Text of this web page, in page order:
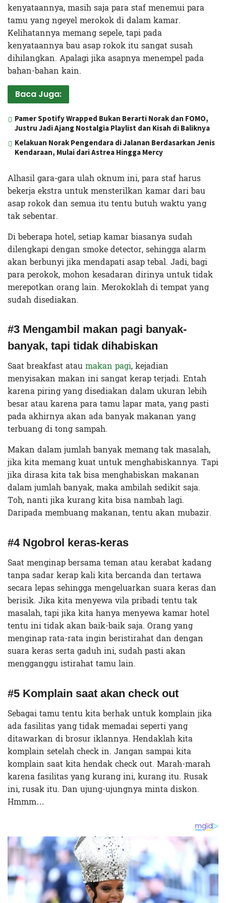
kenyataannya, masih saja para staf menemui para
tamu yang ngeyel merokok di dalam kamar.
Kelihatannya memang sepele, tapi pada
kenyataannya bau asap rokok itu sangat susah
dihilangkan. Apalagi jika asapnya menempel pada
bahan-bahan kain.
Baca Juga:
Pamer Spotify Wrapped Bukan Berarti Norak dan FOMO,
Justru Jadi Ajang Nostalgia Playlist dan Kisah di Baliknya
Kelakuan Norak Pengendara di Jalanan Berdasarkan Jenis
Kendaraan, Mulai dari Astrea Hingga Mercy
Alhasil gara-gara ulah oknum ini, para staf harus
bekerja ekstra untuk mensterilkan kamar dari bau
asap rokok dan semua itu tentu butuh waktu yang
tak sebentar.
Di beberapa hotel, setiap kamar biasanya sudah
dilengkapi dengan smoke detector, sehingga alarm
akan berbunyi jika mendapati asap tebal. Jadi, bagi
para perokok, mohon kesadaran dirinya untuk tidak
merepotkan orang lain. Merokoklah di tempat yang
sudah disediakan.
#3 Mengambil makan pagi banyak-
banyak, tapi tidak dihabiskan
Saat breakfast ataumakan pagi, kejadian
menyisakan makan ini sangat kerap terjadi. Entah
karena piring yang disediakan dalam ukuran lebih
besar atau karena para tamu lapar mata, yang pasti
pada akhirnya akan ada banyak makanan yang
terbuang di tong sampah.
Makan dalam jumlah banyak memang tak masalah,
jika kita memang kuat untuk menghabiskannya. Tapi
jika dirasa kita tak bisa menghabiskan makanan
dalam jumlah banyak, maka ambilah sedikit saja.
Toh, nanti jika kurang kita bisa nambah lagi.
Daripada membuang makanan, tentu akan mubazir.
#4 Ngobrol keras-keras
Saat menginap bersama teman atau kerabat kadang
tanpa sadar kerap kali kita bercanda dan tertawa
secara lepas sehingga mengeluarkan suara keras dan
berisik. Jika kita menyewa vila pribadi tentu tak
masalah, tapi jika kita hanya menyewa kamar hotel
tentu ini tidak akan baik-baik saja. Orang yang
menginap rata-rata ingin beristirahat dan dengan
suara keras serta gaduh ini, sudah pasti akan
mengganggu istirahat tamu lain.
#5 Komplain saat akan check out
Sebagai tamu tentu kita berhak untuk komplain jika
ada fasilitas yang tidak memadai seperti yang
ditawarkan di brosur iklannya. Hendaklah kita
komplain setelah check in. Jangan sampai kita
komplain saat kita hendak check out. Marah-marah
karena fasilitas yang kurang ini, kurang itu. Rusak
ini, rusak itu. Dan ujung-ujungnya minta diskon.
Hmmm…